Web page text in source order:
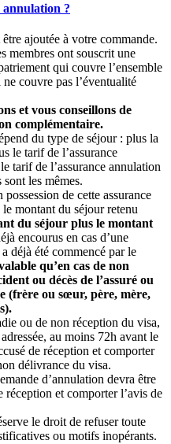
annulation ?
ajoutée à votre commande.
membres ont souscrit une
qui couvre l’ensemble
couvre pas l’éventualité
et vous conseillons de
complémentaire.
du type de séjour : plus la
le tarif de l’assurance
tarif de l’assurance annulation
sont les mêmes.
de cette assurance
montant du séjour retenu
du séjour plus le montant
encourus en cas d’une
déjà été commencé par le
qu’en cas de non
ou décès de l’assuré ou
(frère ou sœur, père, mère,
ou de non réception du visa,
au moins 72h avant le
de réception et comporter
délivrance du visa.
d’annulation devra être
réception et comporter l’avis de
le droit de refuser toute
ou motifs inopérants.